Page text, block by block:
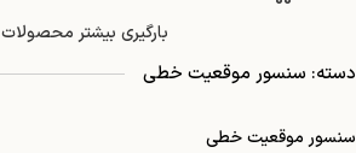
بارگیری بیشتر محصولات
دسته: سنسور موقعیت خطی
سنسور موقعیت خطی